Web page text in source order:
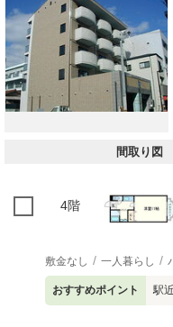
間取り図
4階
敷金なし 一人暮らし
おすすめポイント 駅